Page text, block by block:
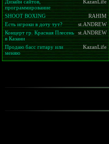
Дизайн сайтов,
программирование
KazanLife
SHOOT BOXING
RAHIM
Есть игроки в доту тут?
st.ANDREW
Концерт гр. Красная Плесень
в Казани
st.ANDREW
Продаю басс гитару или
меняю
KazanLife